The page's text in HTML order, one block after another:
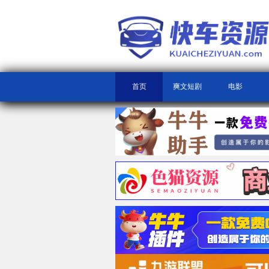
首页 爽文短剧 电影